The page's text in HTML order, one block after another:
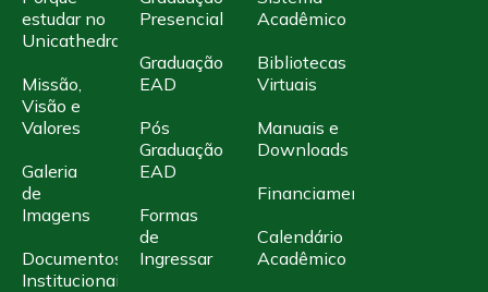
estudar no
Unicathedral
Missão,
Visão e
Valores
Galeria
de
Imagens
Documentos
Institucionais
Presencial
Graduação
EAD
Pós
Graduação
EAD
Formas
de
Ingressar
Acadêmico
Bibliotecas
Virtuais
Manuais e
Downloads
Financiamento
Calendário
Acadêmico